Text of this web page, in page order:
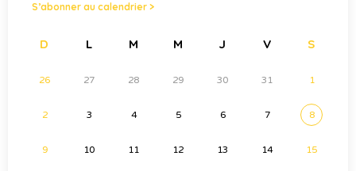
S’abonner au calendrier >
D L M M J V S
26 27 28 29 30 31 1
2 3 4 5 6 7 8
9 10 11 12 13 14 15